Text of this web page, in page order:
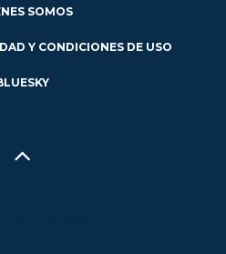
SOMOS
Y CONDICIONES DE USO